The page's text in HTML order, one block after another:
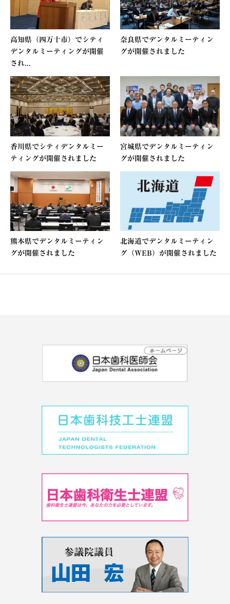
高知県（四万十市）でシティ
デンタルミーティングが開催
され...
奈良県でデンタルミーティン
グが開催されました
香川県でシティデンタルミー
ティングが開催されました
宮城県でデンタルミーティン
グが開催されました
熊本県でデンタルミーティン
グが開催されました
北海道でデンタルミーティン
グ（WEB）が開催されました